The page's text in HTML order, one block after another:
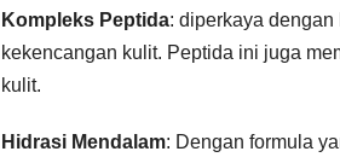
Kompleks Peptida: diperkaya
kekencangan kulit. Peptida ini juga
kulit.
Hidrasi Mendalam: Dengan formula